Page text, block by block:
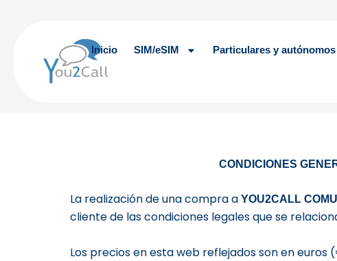
Inicio SIM/eSIM Particulares y autónomos
CONDICIONES
La realización de una compra a YOU2CALL
cliente de las condiciones legales que se
Los precios en esta web reflejados son en